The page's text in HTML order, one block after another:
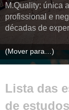
M.Quality: única
profissional e
décadas de
Lista das
de